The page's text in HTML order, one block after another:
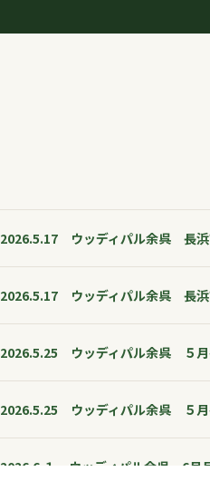
2026.5.17 ウッディパル余呉 長
2026.5.17 ウッディパル余呉 長
2026.5.25 ウッディパル余呉 ５
2026.5.25 ウッディパル余呉 ５
2026.6.１ ウッディパル余呉 6月